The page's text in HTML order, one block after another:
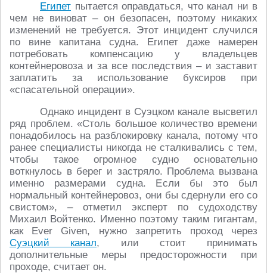
Египет пытается оправдаться, что канал ни в
чем не виноват – он безопасен, поэтому никаких
изменений не требуется. Этот инцидент случился
по вине капитана судна. Египет даже намерен
потребовать компенсацию у владельцев
контейнеровоза и за все последствия – и заставит
заплатить за использование буксиров при
«спасательной операции».
Однако инцидент в Суэцком канале высветил
ряд проблем. «Столь большое количество времени
понадобилось на разблокировку канала, потому что
ранее специалисты никогда не сталкивались с тем,
чтобы такое огромное судно основательно
воткнулось в берег и застряло. Проблема вызвана
именно размерами судна. Если бы это был
нормальный контейнеровоз, они бы сдернули его со
свистом», – отметил эксперт по судоходству
Михаил Войтенко. Именно поэтому таким гигантам,
как Ever Given, нужно запретить проход через
Суэцкий канал, или стоит принимать
дополнительные меры предосторожности при
проходе, считает он.